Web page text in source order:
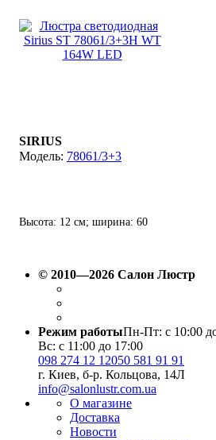
SIRIUS
78061/3+3
Высота: 12 см; ширина: 60
© 2010—2026 Салон Люстр
Режим работыПн-Пт: с 10:00
Вс: с 11:00 до 17:00
098 274 12 12050 581 91 91
г. Киев, б-р. Кольцова, 14Л
info@salonlustr.com.ua
О магазине
Доставка
Новости